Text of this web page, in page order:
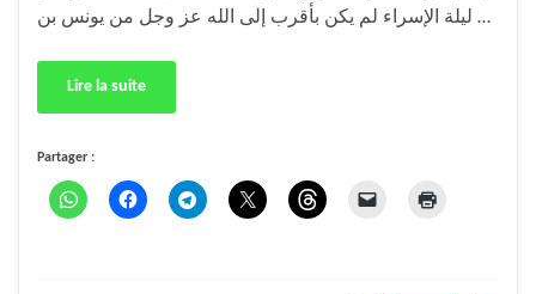
ليلة الإسراء لم يكن بأقرب إلى الله عز وجل من يونس بن …
Lire la suite
Partager :